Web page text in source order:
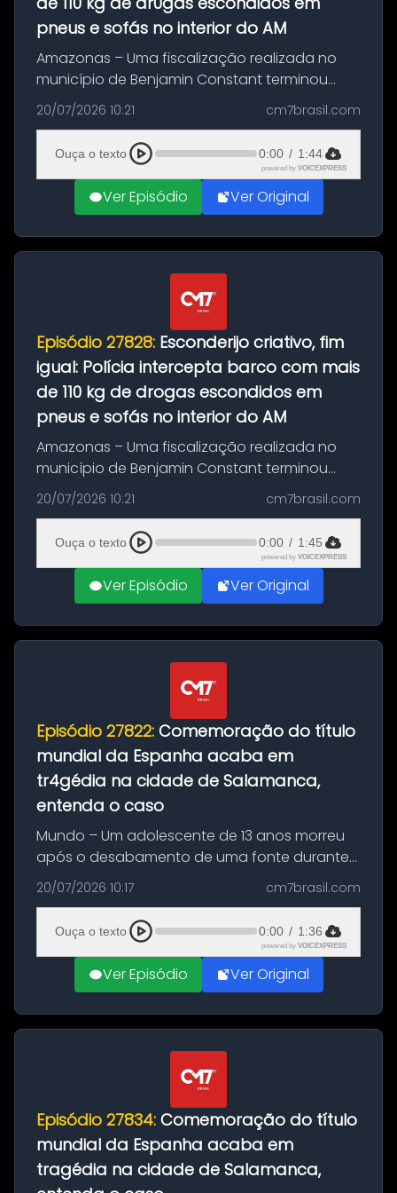
pneus e sofás no interior do AM
Amazonas – Uma fiscalização realizada no
município de Benjamin Constant terminou
com a apreensão de aproximadamente 115
quilos de entorpecentes em uma
embarcação atracada no porto da cidade. O
materia...
20/07/2026 10:21 cm7brasil.com
Ouça o texto 0:00 / 1:44
powered by VOICEXPRESS
Ver Episódio Ver Original
Episódio 27828: Esconderijo criativo, fim
igual: Polícia intercepta barco com mais
de 110 kg de drogas escondidos em
pneus e sofás no interior do AM
Amazonas – Uma fiscalização realizada no
município de Benjamin Constant terminou
com a apreensão de aproximadamente 115
quilos de entorpecentes em uma
embarcação atracada no porto da cidade. O
materia...
20/07/2026 10:21 cm7brasil.com
Ouça o texto 0:00 / 1:45
powered by VOICEXPRESS
Ver Episódio Ver Original
Episódio 27822: Comemoração do título
mundial da Espanha acaba em
tr4gédia na cidade de Salamanca,
entenda o caso
Mundo – Um adolescente de 13 anos morreu
após o desabamento de uma fonte durante
as comemorações pelo título da Copa do
Mundo conquistado pela Espanha, em
Ciudad Rodrigo, na província de Salamanca,
no...
20/07/2026 10:17 cm7brasil.com
Ouça o texto 0:00 / 1:36
powered by VOICEXPRESS
Ver Episódio Ver Original
Episódio 27834: Comemoração do título
mundial da Espanha acaba em
tragédia na cidade de Salamanca,